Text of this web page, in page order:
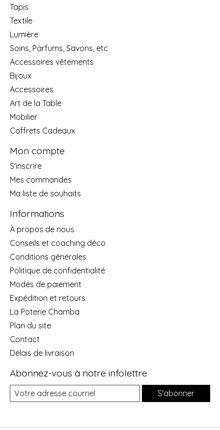
Tapis
Textile
Lumière
Soins, Parfums, Savons, etc
Accessoires vêtements
Bijoux
Accessoires
Art de la Table
Mobilier
Coffrets Cadeaux
Mon compte
S'inscrire
Mes commandes
Ma liste de souhaits
Informations
À propos de nous
Conseils et coaching déco
Conditions générales
Politique de confidentialité
Modes de paiement
Expédition et retours
La Poterie Chamba
Plan du site
Contact
Délais de livraison
Abonnez-vous à notre infolettre
S'abonner